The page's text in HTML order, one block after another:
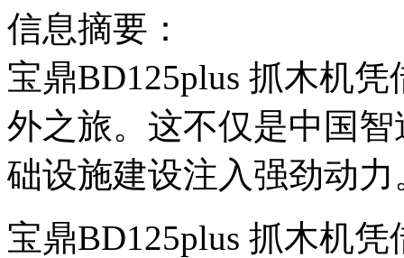
信息摘要：
宝鼎BD125plus 抓木机
外之旅。这不仅是中国
础设施建设注入强劲动力
宝鼎BD125plus 抓木机